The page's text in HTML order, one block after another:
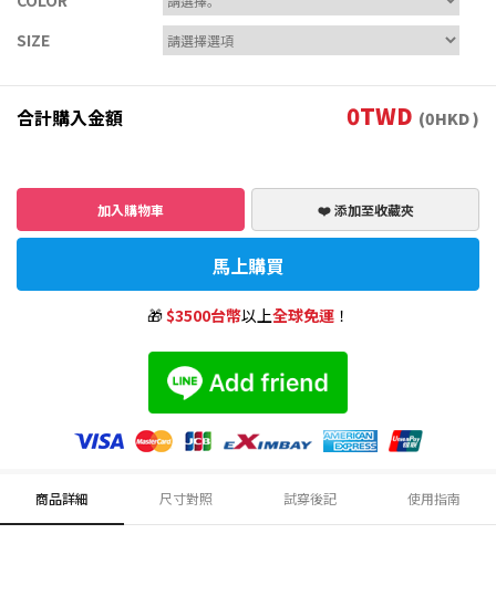
SIZE
合計購入金額 0TWD (0HKD )
加入購物車 ❤️ 添加至收藏夾
馬上購買
🎁$3500台幣以上全球免運！
商品詳細 尺寸對照 試穿後記 使用指南